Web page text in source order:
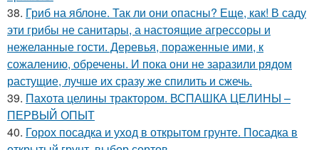
38. Гриб на яблоне. Так ли они опасны? Еще, как! В саду
эти грибы не санитары, а настоящие агрессоры и
нежеланные гости. Деревья, пораженные ими, к
сожалению, обречены. И пока они не заразили рядом
растущие, лучше их сразу же спилить и сжечь.
39. Пахота целины трактором. ВСПАШКА ЦЕЛИНЫ –
ПЕРВЫЙ ОПЫТ
40. Горох посадка и уход в открытом грунте. Посадка в